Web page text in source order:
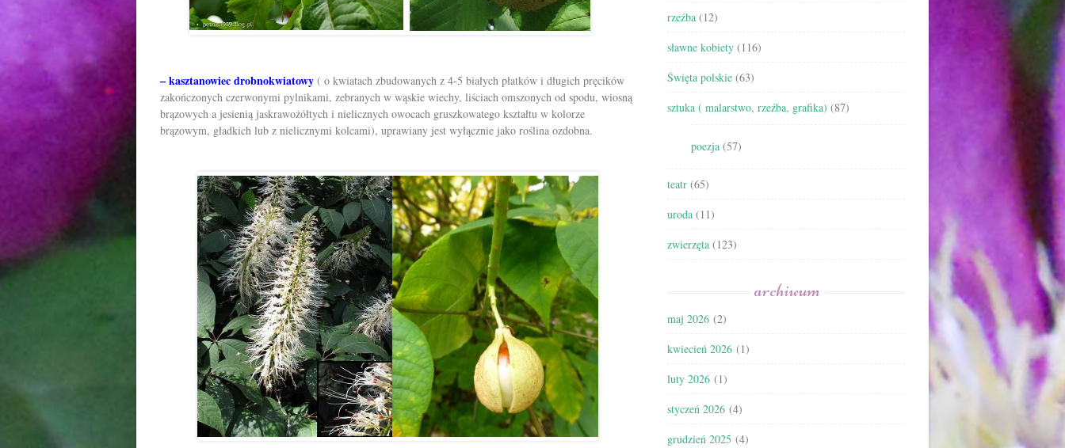
– kasztanowiec drobnokwiatowy ( o kwiatach zbudowanych z 4-5 białych płatków i długich pręcików
zakończonych czerwonymi pylnikami, zebranych w wąskie wiechy, liściach omszonych od spodu, wiosną
brązowych a jesienią jaskrawożółtych i nielicznych owocach gruszkowatego kształtu w kolorze
brązowym, gładkich lub z nielicznymi kolcami), uprawiany jest wyłącznie jako roślina ozdobna.
rzeźba (12)
sławne kobiety (116)
Święta polskie (63)
sztuka ( malarstwo, rzeźba, grafika) (87)
poezja (57)
teatr (65)
uroda (11)
zwierzęta (123)
archiwum
maj 2026 (2)
kwiecień 2026 (1)
luty 2026 (1)
styczeń 2026 (4)
grudzień 2025 (4)